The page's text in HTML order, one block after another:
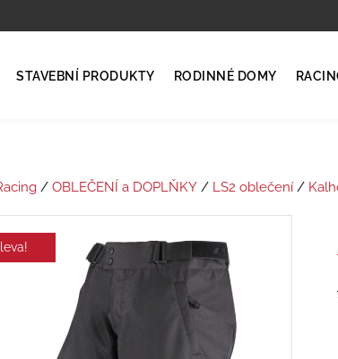
STAVEBNÍ PRODUKTY RODINNÉ DOMY
/ OBLEČENÍ a DOPLŇKY/ LS2 oblečení/